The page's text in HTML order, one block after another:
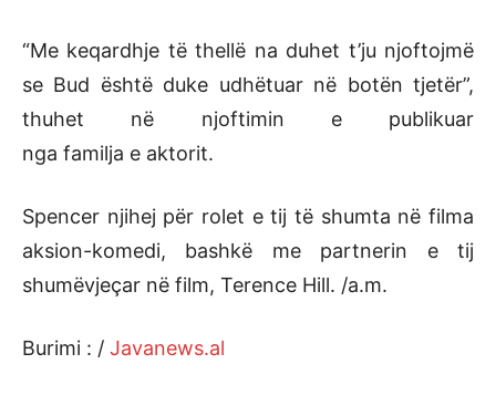
“Me keqardhje të thellë na duhet t’ju njoftojmë
se Bud është duke udhëtuar në botën tjetër”,
thuhet në njoftimin e publikuar
nga familja e aktorit.
Spencer njihej për rolet e tij të shumta në filma
aksion-komedi, bashkë me partnerin e tij
shumëvjeçar në film, Terence Hill. /a.m.
Burimi : / Javanews.al